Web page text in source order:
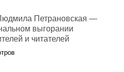
Петрановская —
выгорании
и читателей